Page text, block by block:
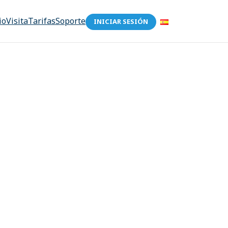
VisitaTarifasSoporte INICIAR SESIÓN